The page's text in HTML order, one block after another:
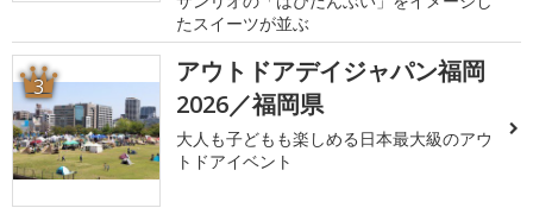
たスイーツが並ぶ
3
アウトドアデイジャパン福岡
2026／福岡県
大人も子どもも楽しめる日本最大級のアウ
トドアイベント